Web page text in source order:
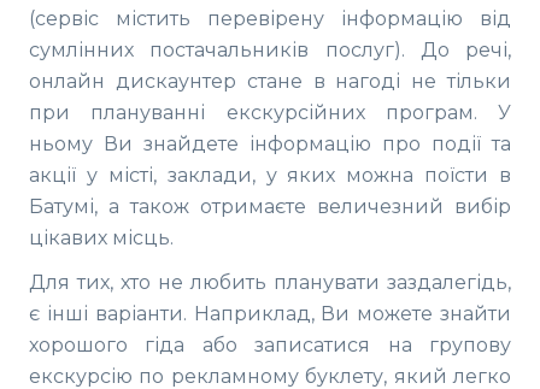
(сервіс містить перевірену інформацію від
сумлінних постачальників послуг). До речі,
онлайн дискаунтер стане в нагоді не тільки
при плануванні екскурсійних програм. У
ньому Ви знайдете інформацію про події та
акції у місті, заклади, у яких можна поїсти в
Батумі, а також отримаєте величезний вибір
цікавих місць.
Для тих, хто не любить планувати заздалегідь,
є інші варіанти. Наприклад, Ви можете знайти
хорошого гіда або записатися на групову
екскурсію по рекламному буклету, який легко